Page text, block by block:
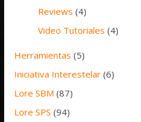
Reviews (4)
Video Tutoriales (4)
Herramientas (5)
Iniciativa Interestelar (6)
Lore SBM (87)
Lore SPS (94)